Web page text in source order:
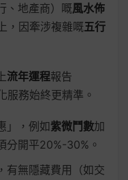
、地產商）嘅風水佈
，因牽涉複雜嘅五行
流年運程報告
服務始終更精準。
」，例如紫微鬥數加
分開平20%-30%。
有無隱藏費用（如交